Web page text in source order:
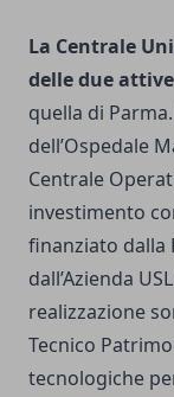
La Centrale
delle due
quella di
dell’Ospedale
Centrale
investimento
finanziato dalla
dall’Azienda
realizzazione
Tecnico
tecnologiche